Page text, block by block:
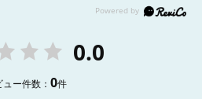
0.0
ュー件数：0件